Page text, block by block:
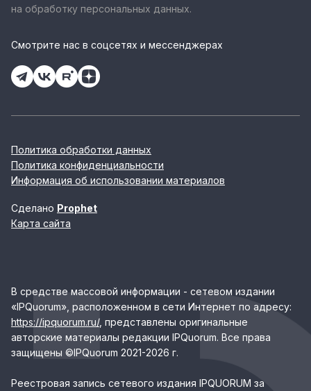
на обработку персональных данных.
Смотрите нас в соцсетях и мессенджерах
Политика обработки данных
Политика конфиденциальности
Информация об использовании материалов
Сделано Prophet
Карта сайта
В средстве массовой информации - сетевом издании
«IPQuorum», расположенном в сети Интернет по адресу:
https://ipquorum.ru/, представлены оригинальные
авторские материалы редакции IPQuorum. Все права
защищены ©IPQuorum 2021-2026 г.
Реестровая запись сетевого издания IPQUORUM за